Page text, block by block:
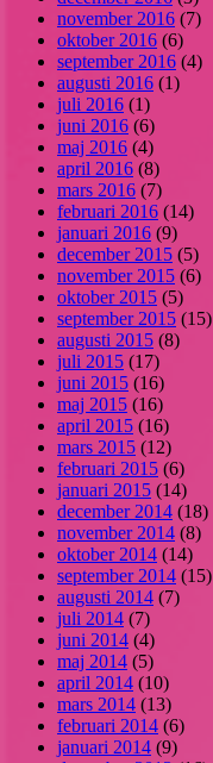
november 2016 (7)
oktober 2016 (6)
september 2016 (4)
augusti 2016 (1)
juli 2016 (1)
juni 2016 (6)
maj 2016 (4)
april 2016 (8)
mars 2016 (7)
februari 2016 (14)
januari 2016 (9)
december 2015 (5)
november 2015 (6)
oktober 2015 (5)
september 2015 (15)
augusti 2015 (8)
juli 2015 (17)
juni 2015 (16)
maj 2015 (16)
april 2015 (16)
mars 2015 (12)
februari 2015 (6)
januari 2015 (14)
december 2014 (18)
november 2014 (8)
oktober 2014 (14)
september 2014 (15)
augusti 2014 (7)
juli 2014 (7)
juni 2014 (4)
maj 2014 (5)
april 2014 (10)
mars 2014 (13)
februari 2014 (6)
januari 2014 (9)